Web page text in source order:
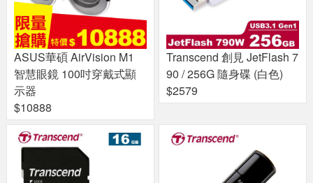
ASUS華碩 AirVision M1
智慧眼鏡 100吋穿戴式顯
示器
$10888
Transcend 創見 JetFlash 7
90 / 256G 隨身碟 (白色)
$2579